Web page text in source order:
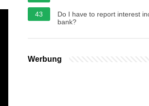
43
Do I have to report interest
bank?
Werbung